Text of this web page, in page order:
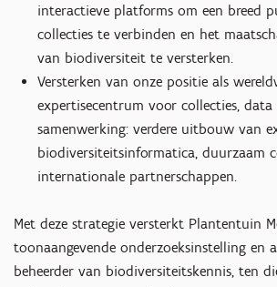
interactieve platforms om een breed
collecties te verbinden en het
van biodiversiteit te versterken.
Versterken van onze positie als
expertisecentrum voor collecties,
samenwerking: verdere uitbouw van
biodiversiteitsinformatica, duurzaam
internationale partnerschappen.
Met deze strategie versterkt Plantentuin
toonaangevende onderzoeksinstelling en
beheerder van biodiversiteitskennis, ten